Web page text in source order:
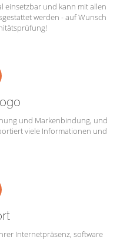
einsetzbar und kann mit allen
werden - auf Wunsch
und Markenbindung, und
viele Informationen und
Internetpräsenz, software